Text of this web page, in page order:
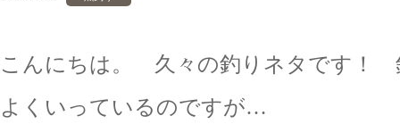
こんにちは。 久々の釣りネタです！
よくいっているのですが…